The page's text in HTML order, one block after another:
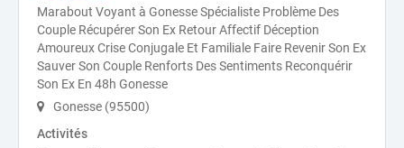
Marabout Voyant à Gonesse Spécialiste Problème Des
Couple Récupérer Son Ex Retour Affectif Déception
Amoureux Crise Conjugale Et Familiale Faire Revenir Son Ex
Sauver Son Couple Renforts Des Sentiments Reconquérir
Son Ex En 48h Gonesse
Gonesse (95500)
Activités